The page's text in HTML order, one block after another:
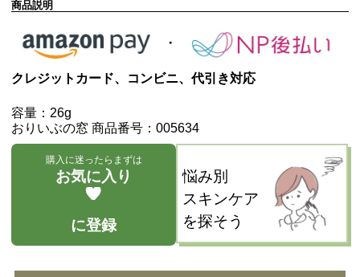
商品説明
クレジットカード、コンビニ、代引き対応
容量：26g
おりいぶの窓 商品番号：005634
購入に迷ったらまずは
お気に入り
に登録
悩み別
スキンケア
を探そう